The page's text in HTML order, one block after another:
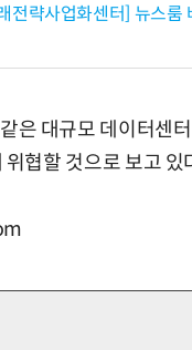
전략사업화센터] 뉴스룸
은 대규모 데이터센
협할 것으로 보고 있